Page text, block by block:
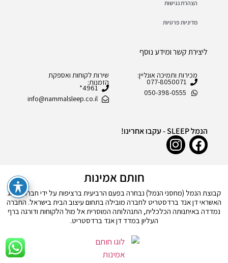
הצהרת נגישות
מדיניות פרטיות
ליצירת קשר ומידע נוסף
מכירות ותמיכה אונליין:
077-8050071
050-398-0555
שירות לקוחות ואספקת
הזמנות:
4961*
info@nammalsleep.co.il
הנמל SLEEP - עקבו אחרינו!
חותם אמינות
קבוצת הנמל (מחסני הנמל) נבחרה בפעם הרביעית ברציפות על ידי חברת דירוג
האשראי דן אנד ברדסטריט לחברה מובילה בתחום עיצוב הבית בישראל. החברה
נמדדה באיתנותה הכלכלית, התנהלותה המוסרית אל מול הלקוחות ודורגה ברף
העליון במדד דן אנד ברדסטריט.